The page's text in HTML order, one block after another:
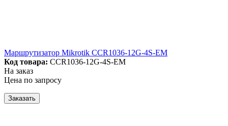
Маршрутизатор Mikrotik CCR1036-12G-4S-EM
Код товара: CCR1036-12G-4S-EM
На заказ
Цена по запросу
Заказать